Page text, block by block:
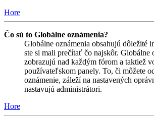
Hore
Čo sú to Globálne oznámenia?
Globálne oznámenia obsahujú dôležité
ste si mali prečítať čo najskôr. Globálne
zobrazujú nad každým fórom a taktiež
používateľskom panely. To, či môžete
oznámenie, záleží na nastavených
nastavujú administrátori.
Hore